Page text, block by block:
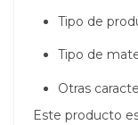
Tipo de
Tipo de
Otras
Este producto